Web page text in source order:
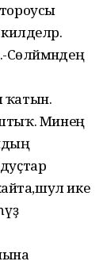
тороусы
ҡатын.
Минең
ике